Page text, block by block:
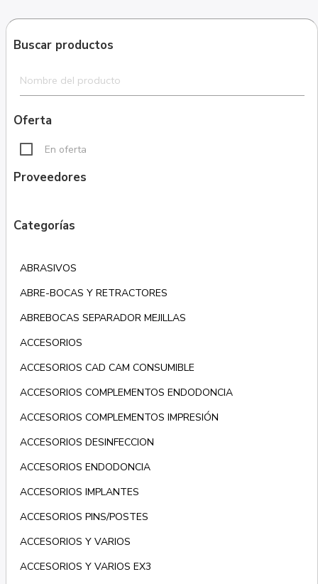
Buscar productos
Oferta
En oferta
Proveedores
Categorías
ABRASIVOS
ABRE-BOCAS Y RETRACTORES
ABREBOCAS SEPARADOR MEJILLAS
ACCESORIOS
ACCESORIOS CAD CAM CONSUMIBLE
ACCESORIOS COMPLEMENTOS ENDODONCIA
ACCESORIOS COMPLEMENTOS IMPRESIÓN
ACCESORIOS DESINFECCION
ACCESORIOS ENDODONCIA
ACCESORIOS IMPLANTES
ACCESORIOS PINS/POSTES
ACCESORIOS Y VARIOS
ACCESORIOS Y VARIOS EX3